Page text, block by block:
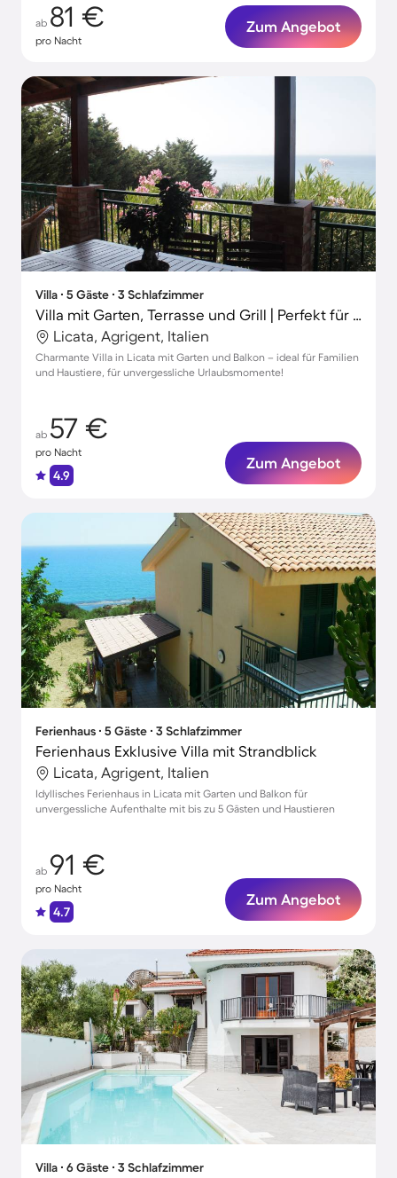
ab 81 €
pro Nacht
Zum Angebot
Villa ∙ 5 Gäste ∙ 3 Schlafzimmer
Villa mit Garten, Terrasse und Grill | Perfekt für die Arbeit von Zuhause
Licata, Agrigent, Italien
Charmante Villa in Licata mit Garten und Balkon – ideal für Familien
und Haustiere, für unvergessliche Urlaubsmomente!
ab 57 €
pro Nacht
4.9
Zum Angebot
Ferienhaus ∙ 5 Gäste ∙ 3 Schlafzimmer
Ferienhaus Exklusive Villa mit Strandblick
Licata, Agrigent, Italien
Idyllisches Ferienhaus in Licata mit Garten und Balkon für
unvergessliche Aufenthalte mit bis zu 5 Gästen und Haustieren
ab 91 €
pro Nacht
4.7
Zum Angebot
Villa ∙ 6 Gäste ∙ 3 Schlafzimmer